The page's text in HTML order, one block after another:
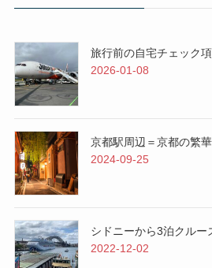
旅行前の自宅チェック項
2026-01-08
京都駅周辺＝京都の繁
2024-09-25
シドニーから3泊クル
2022-12-02